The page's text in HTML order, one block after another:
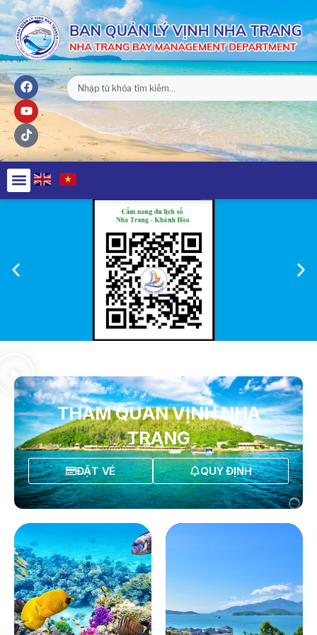
THAM QUAN VỊNH NHA
TRANG
ĐẶT VÉ QUY ĐỊNH